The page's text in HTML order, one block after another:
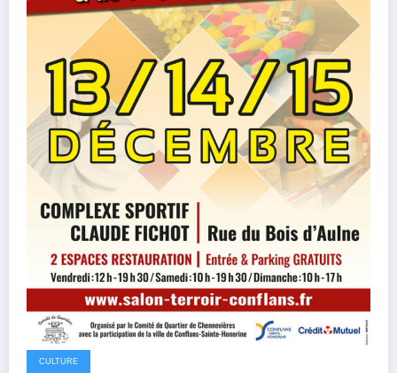
CULTURE